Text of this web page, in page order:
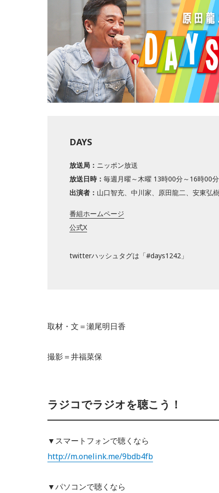
DAYS
放送局： ニッポン放送
放送日時： 毎週月曜～木曜 13時00分～16時00分
出演者： 山口智充、中川家、原田龍二、安東弘
番組ホームページ
公式X
twitterハッシュタグは「#days1242」
取材・文＝瀬尾明日香
撮影＝井福菜保
ラジコでラジオを聴こう！
▼スマートフォンで聴くなら
http://m.onelink.me/9bdb4fb
▼パソコンで聴くなら